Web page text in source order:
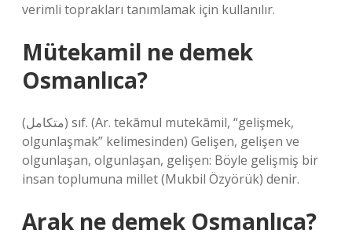
verimli toprakları tanımlamak için kullanılır.
Mütekamil ne demek
Osmanlıca?
(ﻣﺘﻜﺎﻣﻞ) sıf. (Ar. tekāmul mutekāmil, “gelişmek,
olgunlaşmak” kelimesinden) Gelişen, gelişen ve
olgunlaşan, olgunlaşan, gelişen: Böyle gelişmiş bir
insan toplumuna millet (Mukbil Özyörük) denir.
Arak ne demek Osmanlıca?